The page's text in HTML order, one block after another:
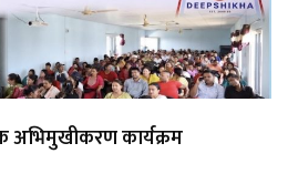
अभिमुखीकरण कार्यक्रम